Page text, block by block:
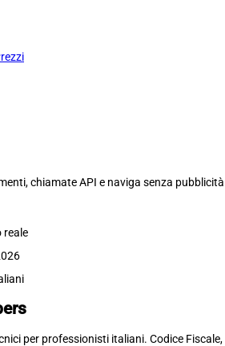
chiamate API e naviga senza
reale
per professionisti italiani. Codice